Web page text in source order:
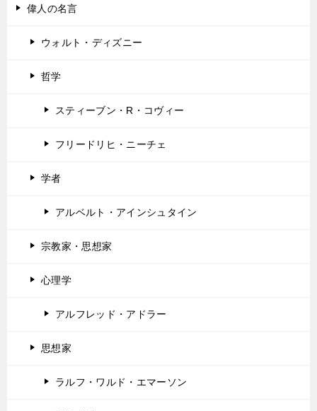
偉人の名言
ウォルト・ディズニー
哲学
スティーブン・R・コヴィー
フリードリヒ・ニーチェ
学者
アルベルト・アインシュタイン
宗教家・思想家
心理学
アルフレッド・アドラー
思想家
ラルフ・ワルド・エマーソン